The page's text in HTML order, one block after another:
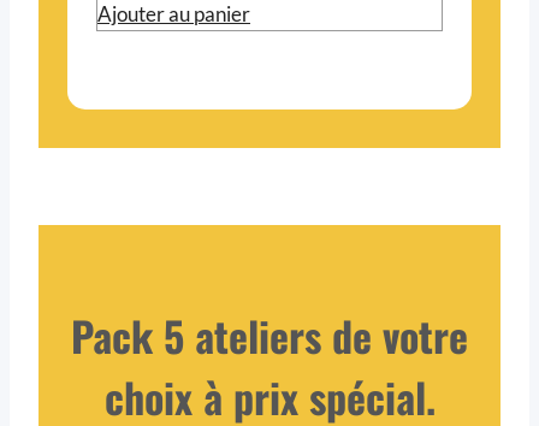
Ajouter au panier
Pack 5 ateliers de votre
choix à prix spécial.